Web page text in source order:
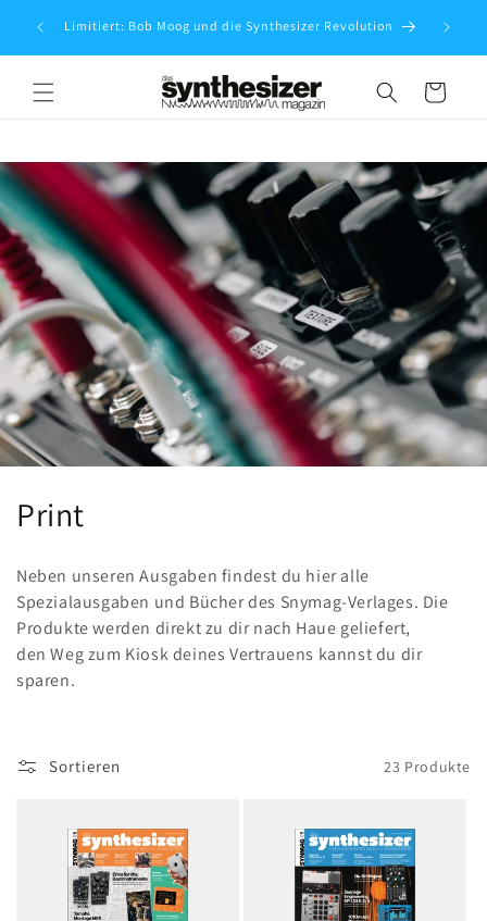
zum
Limitiert: Bob Moog und die Synthesizer Revolution
Warenkorb
K
t
e
g
r
Print
Neben unseren Ausgaben findest du hier alle
Spezialausgaben und Bücher des Snymag-Verlages. Die
Produkte werden direkt zu dir nach Haue geliefert,
den Weg zum Kiosk deines Vertrauens kannst du dir
sparen.
Sortieren 23 Produkte